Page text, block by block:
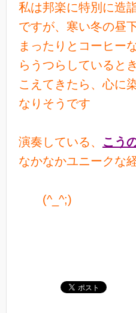
私は邦楽に特別に造
ですが、寒い冬の昼
まったりとコーヒー
らうつらしていると
こえてきたら、心に
なりそうです
演奏している、 こう
なかなかユニークな
(^_^;)